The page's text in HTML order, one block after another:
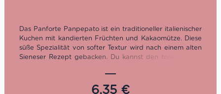
Das Panforte Panpepato ist ein traditioneller italienischer
Kuchen mit kandierten Früchten und Kakaomütze. Diese
süße Spezialität von softer Textur wird nach einem alten
Sieneser Rezept gebacken. Du kannst den toskanischen
Santo oder zum Espresso genießen.
6,35 €